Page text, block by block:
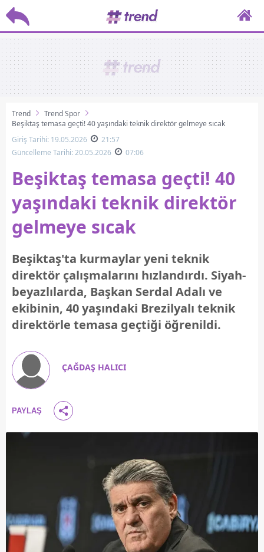
Trend
Trend Spor
Beşiktaş temasa geçti! 40 yaşındaki teknik direktör gelmeye sıcak
Giriş Tarihi: 19.05.2026
21:57
Güncelleme Tarihi: 20.05.2026
07:06
Beşiktaş temasa geçti! 40
yaşındaki teknik direktör
gelmeye sıcak
Beşiktaş'ta kurmaylar yeni teknik
direktör çalışmalarını hızlandırdı. Siyah-
beyazlılarda, Başkan Serdal Adalı ve
ekibinin, 40 yaşındaki Brezilyalı teknik
direktörle temasa geçtiği öğrenildi.
ÇAĞDAŞ HALICI
PAYLAŞ